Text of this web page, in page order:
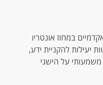
במחוז אונטריו
יעילות להקניית ידע,
על הישגי